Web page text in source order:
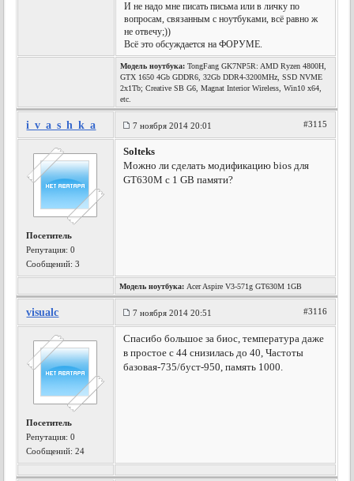
И не надо мне писать письма или в личку по
вопросам, связанным с ноутбуками, всё равно ж
не отвечу;))
Всё это обсуждается на ФОРУМЕ.
Модель ноутбука: TongFang GK7NP5R: AMD Ryzen 4800H,
GTX 1650 4Gb GDDR6, 32Gb DDR4-3200MHz, SSD NVME
2x1Tb; Creative SB G6, Magnat Interior Wireless, Win10 x64,
etc.
i_v_a_s_h_k_a 7 ноября 2014 20:01 #3115
Посетитель
Репутация:0
Сообщений: 3
Solteks
Можно ли сделать модификацию bios для
GT630M c 1 GB памяти?
Модель ноутбука: Acer Aspire V3-571g GT630M 1GB
visualc 7 ноября 2014 20:51 #3116
Посетитель
Репутация:0
Сообщений: 24
Спасибо большое за биос, температура даже
в простое с 44 снизилась до 40, Частоты
базовая-735/буст-950, память 1000.